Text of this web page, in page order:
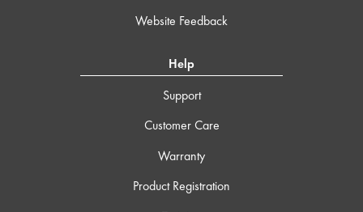
Website Feedback
Help
Support
Customer Care
Warranty
Product Registration